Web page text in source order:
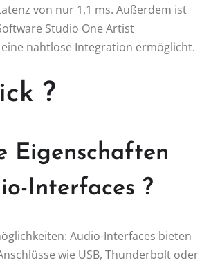
von nur 1,1 ms. Außerdem ist
Studio One Artist
nahtlose Integration ermöglicht.
?
Eigenschaften
Interfaces ?
Audio-Interfaces bieten
wie USB, Thunderbolt oder